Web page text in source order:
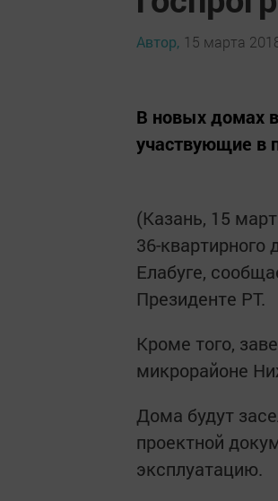
Автор, 15 марта
В новых домах
участвующие в
(Казань, 15
36-квартирного
Елабуге,
Президенте РТ.
Кроме того,
микрорайоне
Дома будут
проектной
эксплуатацию.